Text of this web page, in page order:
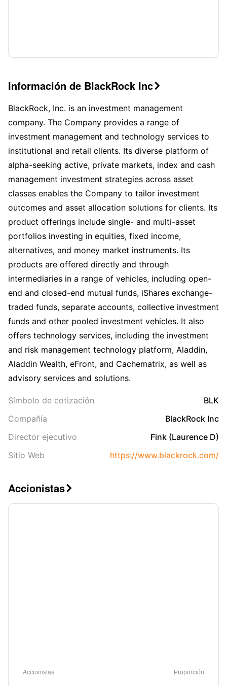
Información de BlackRock Inc
BlackRock, Inc. is an investment management
company. The Company provides a range of
investment management and technology services to
institutional and retail clients. Its diverse platform of
alpha-seeking active, private markets, index and cash
management investment strategies across asset
classes enables the Company to tailor investment
outcomes and asset allocation solutions for clients. Its
product offerings include single- and multi-asset
portfolios investing in equities, fixed income,
alternatives, and money market instruments. Its
products are offered directly and through
intermediaries in a range of vehicles, including open-
end and closed-end mutual funds, iShares exchange-
traded funds, separate accounts, collective investment
funds and other pooled investment vehicles. It also
offers technology services, including the investment
and risk management technology platform, Aladdin,
Aladdin Wealth, eFront, and Cachematrix, as well as
advisory services and solutions.
Símbolo de cotización
BLK
Compañía
BlackRock Inc
Director ejecutivo
Fink (Laurence D)
Sitio Web
https://www.blackrock.com/
Accionistas
Accionistas Proporción